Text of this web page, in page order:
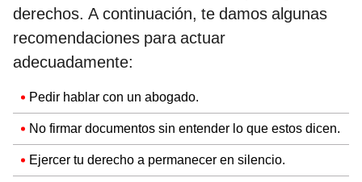
derechos. A continuación, te damos algunas
recomendaciones para actuar
adecuadamente:
Pedir hablar con un abogado.
No firmar documentos sin entender lo que estos dicen.
Ejercer tu derecho a permanecer en silencio.